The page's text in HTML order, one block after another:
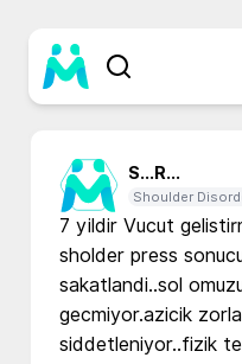
S...R...
Shoulder
7 yildir Vucut
sholder press
sakatlandi..sol
gecmiyor.azicik
siddetleniyor..fizik